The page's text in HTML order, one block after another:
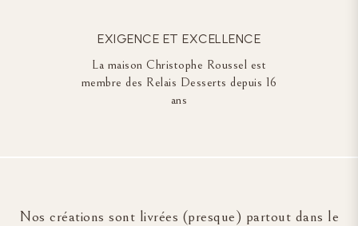
EXIGENCE ET EXCELLENCE
La maison Christophe Roussel est
membre des Relais Desserts depuis 16
ans
Nos créations sont livrées (presque) partout dans le